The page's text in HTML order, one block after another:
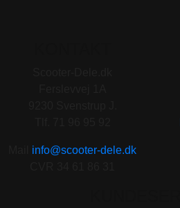
info@scooter-dele.dk